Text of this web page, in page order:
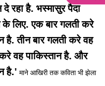
रहा है. भस्मासुर पैदा
लिए. एक बार गलती करे
है. तीन बार गलती करे वह
वह पाकिस्तान है. और
है.' माने आखिरी तक कविता भी झेला